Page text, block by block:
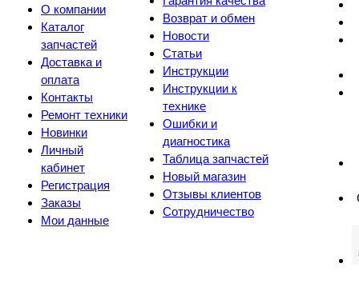
О компании
Каталог
запчастей
Доставка и
оплата
Контакты
Ремонт техники
Новинки
Личный
кабинет
Регистрация
Заказы
Мои данные
Возврат и обмен
Новости
Статьи
Инструкции
Инструкции к
технике
Ошибки и
диагностика
Таблица запчастей
Новый магазин
Отзывы клиентов
Сотрудничество